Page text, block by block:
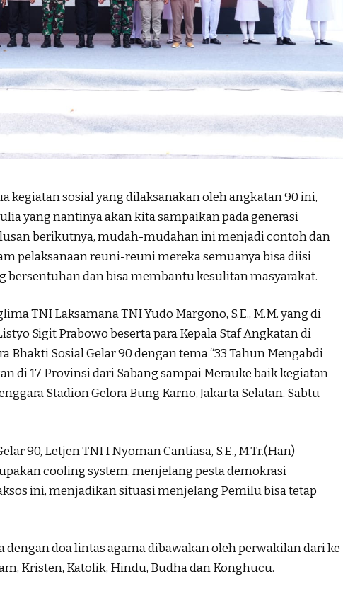
kegiatan sosial yang dilaksanakan oleh angkatan 90 ini,
yang nantinya akan kita sampaikan pada generasi
berikutnya, mudah-mudahan ini menjadi contoh dan
pelaksanaan reuni-reuni mereka semuanya bisa diisi
bersentuhan dan bisa membantu kesulitan masyarakat.
TNI Laksamana TNI Yudo Margono, S.E., M.M. yang di
Sigit Prabowo beserta para Kepala Staf Angkatan di
Bhakti Sosial Gelar 90 dengan tema “33 Tahun Mengabdi
di 17 Provinsi dari Sabang sampai Merauke baik kegiatan
Stadion Gelora Bung Karno, Jakarta Selatan. Sabtu
90, Letjen TNI I Nyoman Cantiasa, S.E., M.Tr.(Han)
cooling system, menjelang pesta demokrasi
ini, menjadikan situasi menjelang Pemilu bisa tetap
dengan doa lintas agama dibawakan oleh perwakilan dari ke
Kristen, Katolik, Hindu, Budha dan Konghucu.